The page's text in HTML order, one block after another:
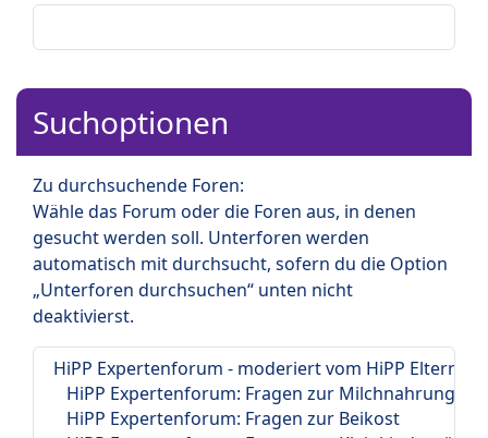
Suchoptionen
Zu durchsuchende Foren:
Wähle das Forum oder die Foren aus, in denen
gesucht werden soll. Unterforen werden
automatisch mit durchsucht, sofern du die Option
„Unterforen durchsuchen“ unten nicht
deaktivierst.